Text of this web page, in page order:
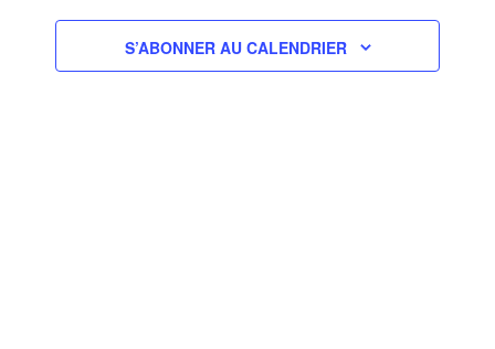
S’ABONNER AU CALENDRIER